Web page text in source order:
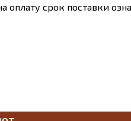
оплату срок поставки